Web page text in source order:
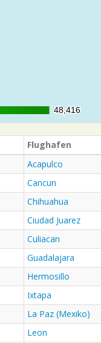
48,416
48,416
Flughafen
Acapulco
Cancun
Chihuahua
Ciudad Juarez
Culiacan
Guadalajara
Hermosillo
Ixtapa
La Paz (Mexiko)
Leon